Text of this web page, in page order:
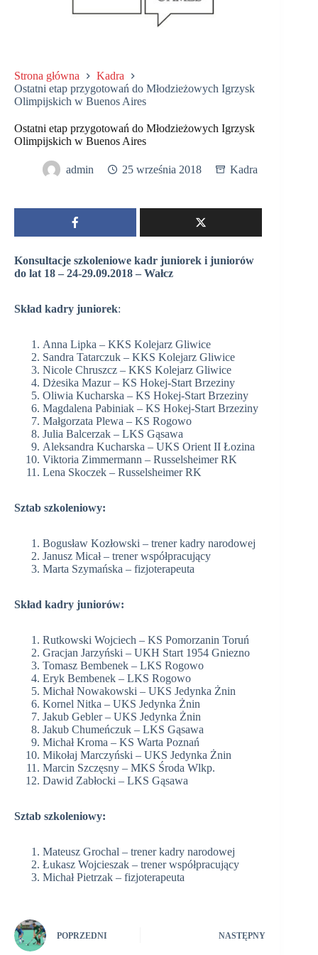
Strona główna
Kadra
Ostatni etap przygotowań do Młodzieżowych Igrzysk
Olimpijskich w Buenos Aires
Ostatni etap przygotowań do Młodzieżowych Igrzysk
Olimpijskich w Buenos Aires
admin 25 września 2018 Kadra
Konsultacje szkoleniowe kadr juniorek i juniorów
do lat 18 – 24-29.09.2018 – Wałcz
Skład kadry juniorek:
Anna Lipka – KKS Kolejarz Gliwice
Sandra Tatarczuk – KKS Kolejarz Gliwice
Nicole Chruszcz – KKS Kolejarz Gliwice
Dżesika Mazur – KS Hokej-Start Brzeziny
Oliwia Kucharska – KS Hokej-Start Brzeziny
Magdalena Pabiniak – KS Hokej-Start Brzeziny
Małgorzata Plewa – KS Rogowo
Julia Balcerzak – LKS Gąsawa
Aleksandra Kucharska – UKS Orient II Łozina
Viktoria Zimmermann – Russelsheimer RK
Lena Skoczek – Russelsheimer RK
Sztab szkoleniowy:
Bogusław Kozłowski – trener kadry narodowej
Janusz Micał – trener współpracujący
Marta Szymańska – fizjoterapeuta
Skład kadry juniorów:
Rutkowski Wojciech – KS Pomorzanin Toruń
Gracjan Jarzyński – UKH Start 1954 Gniezno
Tomasz Bembenek – LKS Rogowo
Eryk Bembenek – LKS Rogowo
Michał Nowakowski – UKS Jedynka Żnin
Kornel Nitka – UKS Jedynka Żnin
Jakub Gebler – UKS Jedynka Żnin
Jakub Chumeńczuk – LKS Gąsawa
Michał Kroma – KS Warta Poznań
Mikołaj Marczyński – UKS Jedynka Żnin
Marcin Szczęsny – MKS Środa Wlkp.
Dawid Zabłocki – LKS Gąsawa
Sztab szkoleniowy:
Mateusz Grochal – trener kadry narodowej
Łukasz Wojcieszak – trener współpracujący
Michał Pietrzak – fizjoterapeuta
POPRZEDNI NASTĘPNY